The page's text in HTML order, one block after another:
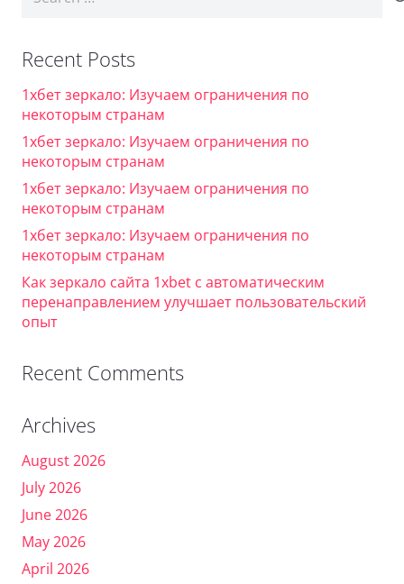
Recent Posts
1хбет зеркало: Изучаем ограничения по
некоторым странам
1хбет зеркало: Изучаем ограничения по
некоторым странам
1хбет зеркало: Изучаем ограничения по
некоторым странам
1хбет зеркало: Изучаем ограничения по
некоторым странам
Как зеркало сайта 1xbet с автоматическим
перенаправлением улучшает пользовательский
опыт
Recent Comments
Archives
August 2026
July 2026
June 2026
May 2026
April 2026